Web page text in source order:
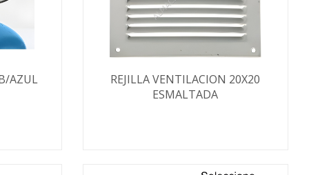
AZUL
REJILLA VENTILACION 20X20
ESMALTADA